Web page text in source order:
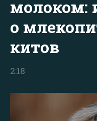
молоком:
о
китов
2:18